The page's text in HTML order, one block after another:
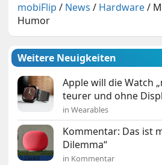
mobiFlip / News / Hardware/
Humor
Weitere Neuigkeiten
Apple will die Watch
teurer und ohne
in Wearables
Kommentar: Das ist
Dilemma“
in Kommentar